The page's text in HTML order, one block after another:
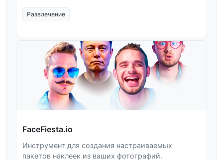
Развлечение
FaceFiesta.io
Инструмент для создания настраиваемых
пакетов наклеек из ваших фотографий.